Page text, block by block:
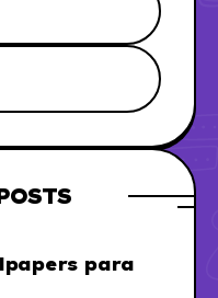
para